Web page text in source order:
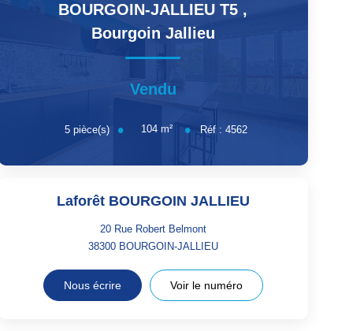
BOURGOIN-JALLIEU T5 ,
Bourgoin Jallieu
Vendu
5pièce(s) 104m² Réf :4562
Laforêt BOURGOIN JALLIEU
20 Rue Robert Belmont
38300 BOURGOIN-JALLIEU
Nous écrire Voir le numéro